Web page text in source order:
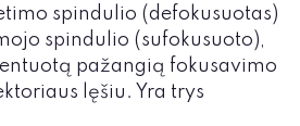
spindulio (defokusuotas)
spindulio (sufokusuoto),
pažangią fokusavimo
lęšiu. Yra trys